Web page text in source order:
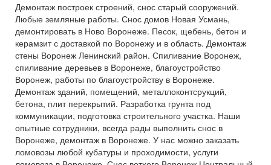
Демонтаж построек строений, снос старый сооружений.
Любые земляные работы. Снос домов Новая Усмань,
демонтировать в Ново Воронеже. Песок, щебень, бетон и
керамзит с доставкой по Воронежу и в область. Демонтаж
стены Воронеж Ленинский район. Спиливание Воронеж,
спиливание деревьев в Воронеже, благоустройство
Воронеж, работы по благоустройству в Воронеже.
Демонтаж зданий, помещений, металлоконтсрукций,
бетона, плит перекрытий. Разработка грунта под
коммуникации, подготовка строительного участка. Наши
опытные сотрудники, всегда рады выполнить снос в
Воронеже, демонтаж в Воронеже. У нас можно заказать
ломовозы любой кубатуры и проходимости, услуги